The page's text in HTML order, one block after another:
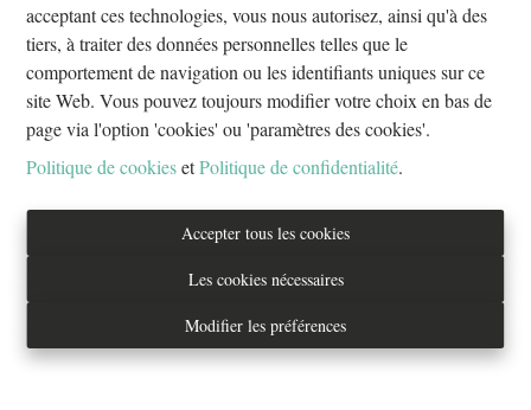
acceptant ces technologies, vous nous autorisez, ainsi qu'à des
tiers, à traiter des données personnelles telles que le
comportement de navigation ou les identifiants uniques sur ce
site Web. Vous pouvez toujours modifier votre choix en bas de
page via l'option 'cookies' ou 'paramètres des cookies'.
Politique de cookiesetPolitique de confidentialité.
Accepter tous les cookies
Les cookies nécessaires
Modifier les préférences
À Vendre À Louer
Tél. : 02/733.70.70
Real estate